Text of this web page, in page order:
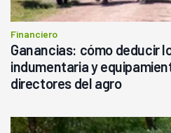
Financiero
Ganancias: cómo deducir
indumentaria y
directores del agro